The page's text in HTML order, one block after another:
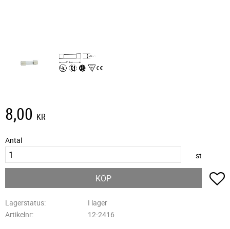
8,00 KR
Antal
st
KÖP
Lagerstatus
I lager
Artikelnr
12-2416